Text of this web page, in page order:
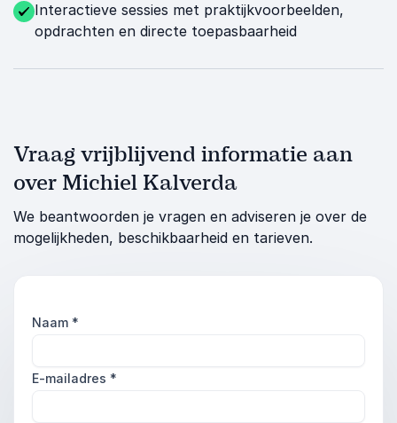
Interactieve sessies met praktijkvoorbeelden,
opdrachten en directe toepasbaarheid
Vraag vrijblijvend informatie aan
over Michiel Kalverda
We beantwoorden je vragen en adviseren je over de
mogelijkheden, beschikbaarheid en tarieven.
Naam *
E-mailadres *